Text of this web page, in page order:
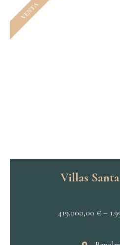
VENTA
Villas
419.000,00 €–